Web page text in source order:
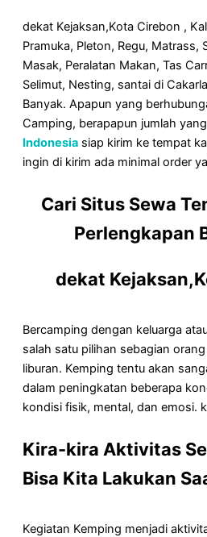
dekat Kejaksan,Kota Cirebon ,
Pramuka, Pleton, Regu, Matrass,
Masak, Peralatan Makan, Tas
Selimut, Nesting, santai di
Banyak. Apapun yang
Camping, berapapun jumlah
Indonesia siap kirim ke tempat
ingin di kirim ada minimal order
Cari Situs Sewa
Perlengkapan
dekat
Bercamping dengan keluarga
salah satu pilihan sebagian
liburan. Kemping tentu akan
dalam peningkatan beberapa
kondisi fisik, mental, dan emosi.
Kira-kira Aktivitas
Bisa Kita Lakukan
Kegiatan Kemping menjadi